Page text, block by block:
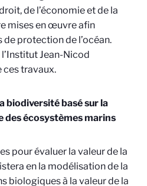
de l’économie et de la
mises en œuvre afin
protection de l’océan.
l’Institut Jean-Nicod
ces travaux.
biodiversité basé sur la
écosystèmes marins
pour évaluer la valeur de la
en la modélisation de la
biologiques à la valeur de la